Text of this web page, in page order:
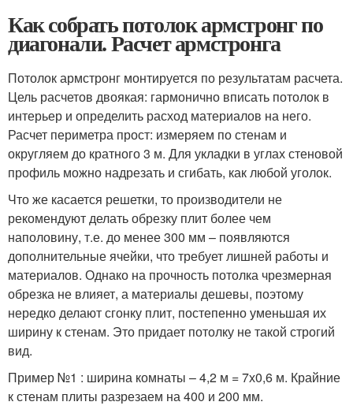
Как собрать потолок армстронг по
диагонали. Расчет армстронга
Потолок армстронг монтируется по результатам расчета.
Цель расчетов двоякая: гармонично вписать потолок в
интерьер и определить расход материалов на него.
Расчет периметра прост: измеряем по стенам и
округляем до кратного 3 м. Для укладки в углах стеновой
профиль можно надрезать и сгибать, как любой уголок.
Что же касается решетки, то производители не
рекомендуют делать обрезку плит более чем
наполовину, т.е. до менее 300 мм – появляются
дополнительные ячейки, что требует лишней работы и
материалов. Однако на прочность потолка чрезмерная
обрезка не влияет, а материалы дешевы, поэтому
нередко делают сгонку плит, постепенно уменьшая их
ширину к стенам. Это придает потолку не такой строгий
вид.
Пример №1 : ширина комнаты – 4,2 м = 7х0,6 м. Крайние
к стенам плиты разрезаем на 400 и 200 мм.